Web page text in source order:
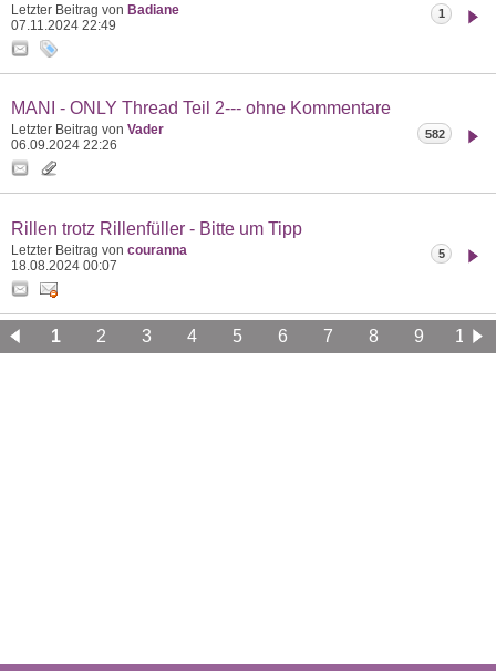
Letzter Beitrag von Badiane
07.11.2024 22:49
1
MANI - ONLY Thread Teil 2--- ohne Kommentare
Letzter Beitrag von Vader
06.09.2024 22:26
582
Rillen trotz Rillenfüller - Bitte um Tipp
Letzter Beitrag von couranna
18.08.2024 00:07
5
1 2 3 4 5 6 7 8 9
10